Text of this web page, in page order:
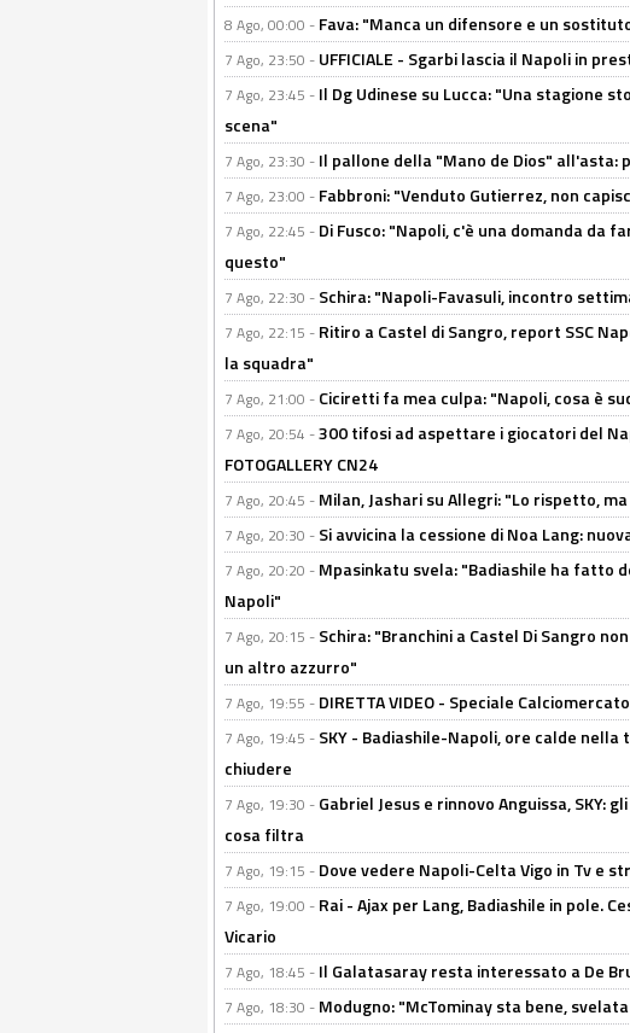
8 Ago, 00:00 - Fava: "Manca un difensore e un
7 Ago, 23:50 - UFFICIALE - Sgarbi lascia il Napoli in
7 Ago, 23:45 - Il Dg Udinese su Lucca: "Una stagione
scena"
7 Ago, 23:30 - Il pallone della "Mano de Dios" all'asta:
7 Ago, 23:00 - Fabbroni: "Venduto Gutierrez, non
7 Ago, 22:45 - Di Fusco: "Napoli, c'è una domanda da
questo"
7 Ago, 22:30 - Schira: "Napoli-Favasuli, incontro
7 Ago, 22:15 - Ritiro a Castel di Sangro, report SSC
la squadra"
7 Ago, 21:00 - Ciciretti fa mea culpa: "Napoli, cosa è
7 Ago, 20:54 -300 tifosi ad aspettare i giocatori del
FOTOGALLERY CN24
7 Ago, 20:45 - Milan, Jashari su Allegri: "Lo rispetto,
7 Ago, 20:30 - Si avvicina la cessione di Noa Lang:
7 Ago, 20:20 - Mpasinkatu svela: "Badiashile ha fatto
Napoli"
7 Ago, 20:15 - Schira: "Branchini a Castel Di Sangro
un altro azzurro"
7 Ago, 19:55 - DIRETTA VIDEO - Speciale
7 Ago, 19:45 - SKY - Badiashile-Napoli, ore calde
chiudere
7 Ago, 19:30 - Gabriel Jesus e rinnovo Anguissa, SKY:
cosa filtra
7 Ago, 19:15 - Dove vedere Napoli-Celta Vigo in Tv e
7 Ago, 19:00 - Rai - Ajax per Lang, Badiashile in pole.
Vicario
7 Ago, 18:45 - Il Galatasaray resta interessato a De
7 Ago, 18:30 - Modugno: "McTominay sta bene,